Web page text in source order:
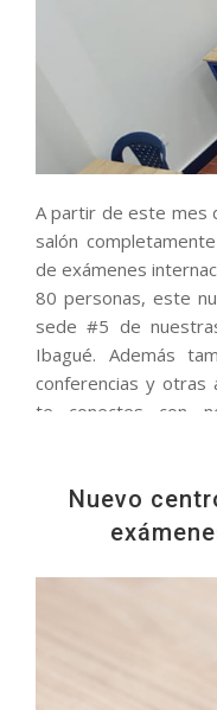
A partir de este mes
salón
de exámenes
80 personas, este
sede #5 de
Ibagué. Además
conferencias y otras
te conectes con
Nuevo